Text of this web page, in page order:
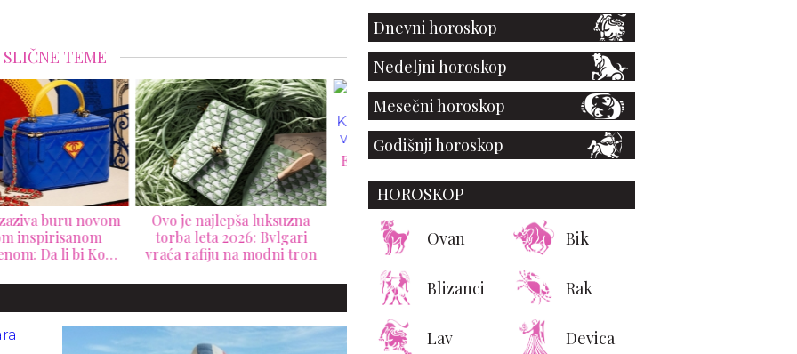
SLIČNE TEME
je najlepša luksuzna
leta 2026: Bvlgari
rafiju na modni tron
Erling Holand postao nova
modna ikona: Kolekcija
luksuznih torbi vredna
pravo bogatstvo
Nova Prada x Gentle
Monster kolekcija krije
jedan detalj koji će
primetiti samo pravi
ljubitelji mode
Dnevni horoskop
Nedeljni horoskop
Mesečni horoskop
Godišnji horoskop
HOROSKOP
Ovan Bik
Blizanci Rak
Lav Devica